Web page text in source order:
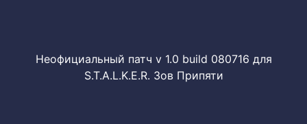
Неофициальный патч v 1.0 build 080716 для
S.T.A.L.K.E.R. Зов Припяти